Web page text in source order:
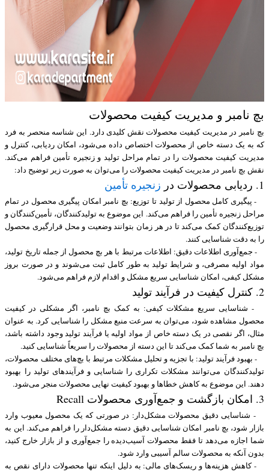
بچ نامبر و مدیریت کیفیت محصولات
بچ نامبر در مدیریت کیفیت محصولات نقش کلیدی دارد. این شناسه منحصر به فرد
که به یک دسته خاص از محصولات اختصاص داده می‌شود، امکان ردیابی، کنترل و
مدیریت کیفیت محصولات را در تمام مراحل تولید و زنجیره تأمین فراهم می‌کند.
نقش بچ نامبر در مدیریت کیفیت محصولات را می‌توان به صورت زیر توضیح داد:
1. ردیابی محصولات در زنجیره تأمین
- پیگیری کامل محصول از تولید تا توزیع: بچ نامبر امکان پیگیری محصول در تمام
مراحل زنجیره تأمین را فراهم می‌کند. این موضوع به تولیدکنندگان، تأمین‌کنندگان و
توزیع‌کنندگان کمک می‌کند تا در هر زمان بتوانند وضعیت و محل قرارگیری محصول
را به دقت شناسایی کنند.
- جمع‌آوری اطلاعات دقیق: اطلاعات مرتبط با هر بچ محصول از جمله تاریخ تولید،
مواد اولیه مصرفی، و شرایط تولید به طور کامل ثبت می‌شوند و در صورت بروز
مشکل کیفی، امکان شناسایی سریع مشکل و اقدام لازم فراهم می‌شود.
2. کنترل کیفیت در فرآیند تولید
- شناسایی سریع مشکلات کیفی: به کمک بچ نامبر، اگر مشکلی در کیفیت
محصول مشاهده شود، می‌توان به سرعت منبع مشکل را شناسایی کرد. به عنوان
مثال، اگر نقصی در یک دسته خاص از مواد اولیه یا فرآیند تولید وجود داشته باشد،
بچ نامبر به شما کمک می‌کند تا این دسته از محصولات را سریعاً شناسایی کنید.
- بهبود فرآیند تولید: با تجزیه و تحلیل مشکلات مرتبط با بچ‌های مختلف محصولات،
تولیدکنندگان می‌توانند مشکلات تکراری را شناسایی و فرآیندهای تولید را بهبود
دهند. این موضوع به کاهش خطاها و بهبود کیفیت نهایی محصولات منجر می‌شود.
3. امکان بازگشت و جمع‌آوری محصولات Recall
- شناسایی دقیق محصولات مشکل‌دار: در صورتی که یک محصول معیوب وارد
بازار شود، بچ نامبر امکان شناسایی دقیق دسته مشکل‌دار را فراهم می‌کند. این به
شما اجازه می‌دهد تا فقط محصولات آسیب‌دیده را جمع‌آوری و از بازار خارج کنید،
بدون آنکه به محصولات سالم آسیبی وارد شود.
- کاهش هزینه‌ها و ریسک‌های مالی: به دلیل اینکه تنها محصولات دارای نقص به